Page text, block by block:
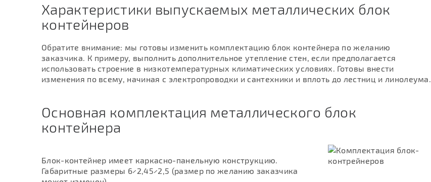
Характеристики выпускаемых металлических блок
контейнеров
Обратите внимание: мы готовы изменить комплектацию блок контейнера по желанию
заказчика. К примеру, выполнить дополнительное утепление стен, если предполагается
использовать строение в низкотемпературных климатических условиях. Готовы внести
изменения по всему, начиная с электропроводки и сантехники и вплоть до лестниц и линолеума.
Основная комплектация металлического блок
контейнера
Блок-контейнер имеет каркасно-панельную конструкцию.
Габаритные размеры 6×2,45×2,5 (размер по желанию заказчика